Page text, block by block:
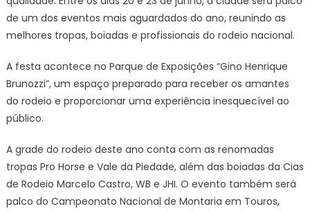
de um dos eventos mais aguardados do ano, reunindo as
melhores tropas, boiadas e profissionais do rodeio nacional.
A festa acontece no Parque de Exposições “Gino Henrique
Brunozzi”, um espaço preparado para receber os amantes
do rodeio e proporcionar uma experiência inesquecível ao
público.
A grade do rodeio deste ano conta com as renomadas
tropas Pro Horse e Vale da Piedade, além das boiadas da Cias
de Rodeio Marcelo Castro, WB e JHI. O evento também será
palco do Campeonato Nacional de Montaria em Touros,